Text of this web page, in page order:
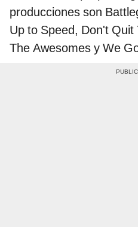
producciones son
Up to Speed, Don't Quit
The Awesomes y We